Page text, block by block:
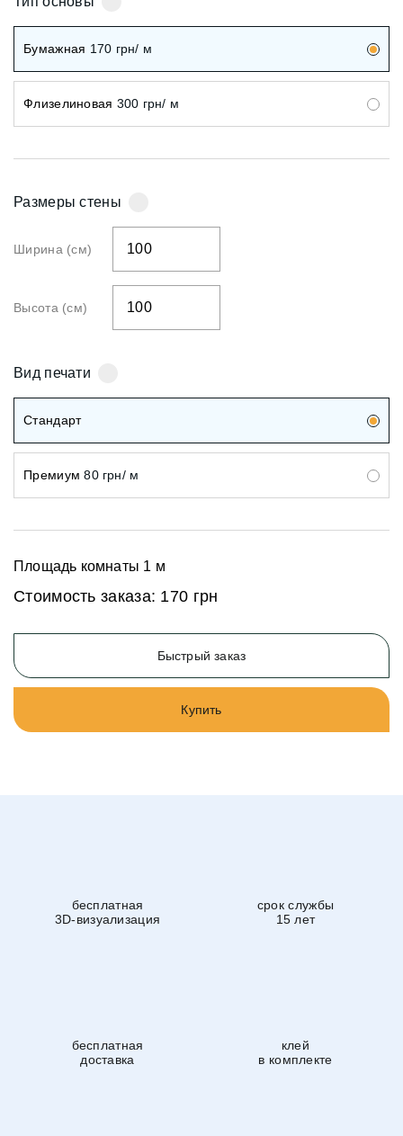
Бумажная 170 грн/ м
Флизелиновая 300 грн/ м
Размеры стены
Ширина (см)
Высота (см)
Вид печати
Стандарт
Премиум 80 грн/ м
Площадь комнаты 1 м
Стоимость заказа: 170 грн
Быстрый заказ
Купить
бесплатная
3D-визуализация
срок службы
15 лет
бесплатная
доставка
клей
в комплекте